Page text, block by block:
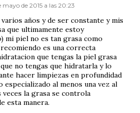
mayo de 2015 a las 20:23
años y de ser constante y mis
que ultimamente estoy
mi piel no es tan grasa como
es una correcta
que tengas la piel grasa
no tengas que hidratarla y lo
hacer limpiezas en profundidad
especializado al menos una vez al
veces la grasa se controla
esta manera.